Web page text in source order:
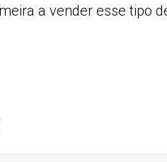
a vender esse tipo